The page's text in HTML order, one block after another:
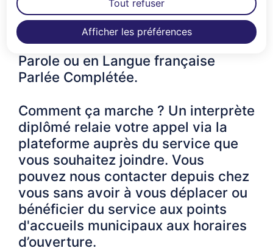
Afficher les préférences
Tout refuser
appeler gratuitement votre mairie
en Langue des Signes Française, en
Transcription en Temps Réel de la
Parole ou en Langue française
Parlée Complétée.
Comment ça marche ? Un interprète
diplômé relaie votre appel via la
plateforme auprès du service que
vous souhaitez joindre. Vous
pouvez nous contacter depuis chez
vous sans avoir à vous déplacer ou
bénéficier du service aux points
d'accueils municipaux aux horaires
d’ouverture.